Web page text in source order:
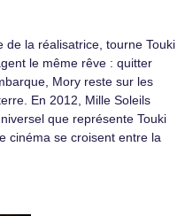
de la réalisatrice, tourne Touki
le même rêve : quitter
Mory reste sur les
En 2012, Mille Soleils
que représente Touki
cinéma se croisent entre la